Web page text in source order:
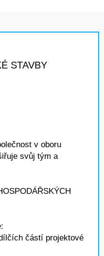
STAVBY
v oboru
svůj tým a
částí projektové